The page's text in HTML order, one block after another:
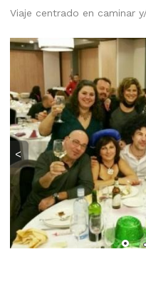
Viaje centrado en caminar
<